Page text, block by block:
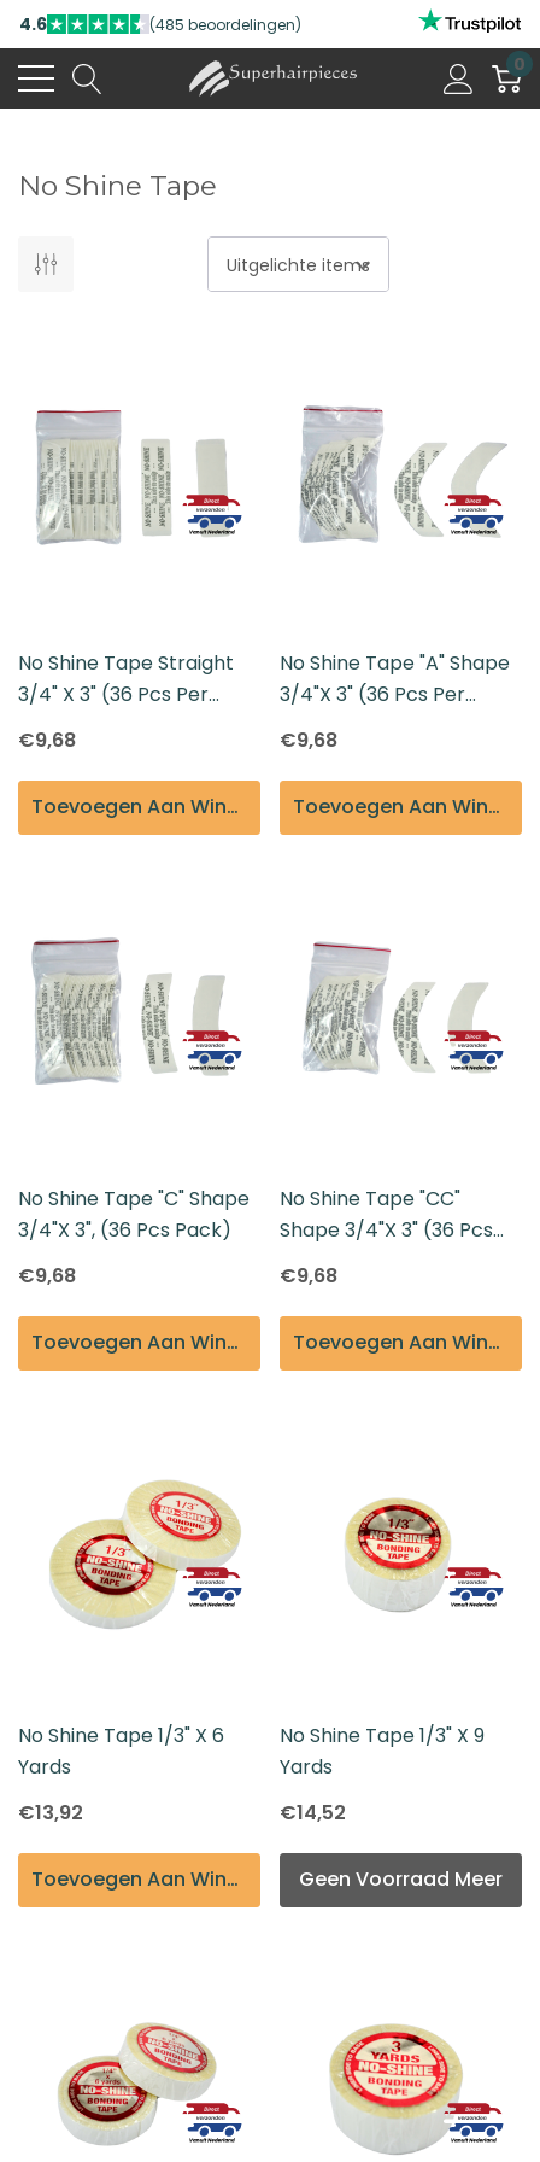
4.6 (485 beoordelingen)
0
No Shine Tape
No Shine Tape Straight
3/4" X 3" (36 Pcs Per
€9,68
Toevoegen Aan Winkelmandje
No Shine Tape "A" Shape
3/4"x 3" (36 Pcs Per
€9,68
Toevoegen Aan Winkelmandje
No Shine Tape "C" Shape
3/4"x 3", (36 Pcs Pack)
€9,68
Toevoegen Aan Winkelmandje
No Shine Tape "CC"
Shape 3/4"x 3" (36 Pcs
Per Pack)
€9,68
Toevoegen Aan Winkelmandje
No Shine Tape 1/3" X 6
Yards
€13,92
Toevoegen Aan Winkelmandje
No Shine Tape 1/3" X 9
Yards
€14,52
Geen Voorraad Meer